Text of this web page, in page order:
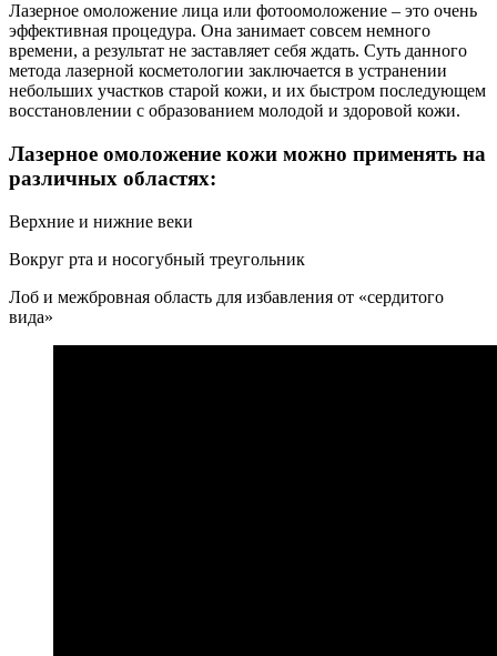
Лазерное омоложение лица или фотоомоложение – это очень
эффективная процедура. Она занимает совсем немного
времени, а результат не заставляет себя ждать. Суть данного
метода лазерной косметологии заключается в устранении
небольших участков старой кожи, и их быстром последующем
восстановлении с образованием молодой и здоровой кожи.
Лазерное омоложение кожи можно применять на
различных областях:
Верхние и нижние веки
Вокруг рта и носогубный треугольник
Лоб и межбровная область для избавления от «сердитого
вида»